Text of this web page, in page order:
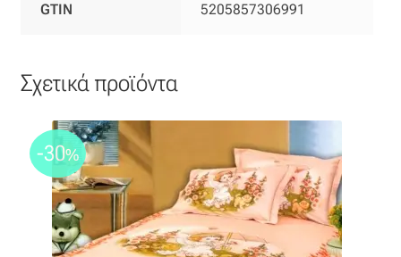
GTIN 5205857306991
Σχετικά προϊόντα
-30%